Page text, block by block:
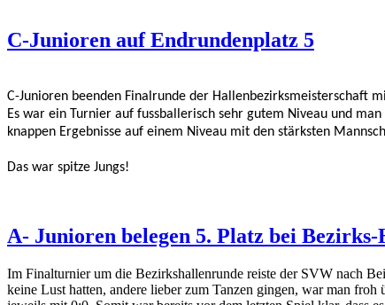
C-Junioren auf Endrundenplatz 5
C-Junioren beenden Finalrunde der Hallenbezirksmeisterschaft
Es war ein Turnier auf fussballerisch sehr gutem Niveau und
knappen Ergebnisse auf einem Niveau mit den stärksten
Das war spitze Jungs!
A- Junioren belegen 5. Platz bei
Im Finalturnier um die Bezirkshallenrunde reiste der SVW nach
keine Lust hatten, andere lieber zum Tanzen gingen, war man froh